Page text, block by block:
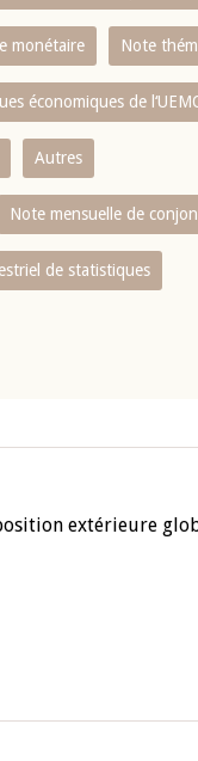
monétaire Note
économiques de
Autres
Note mensuelle de
de statistiques
extérieure